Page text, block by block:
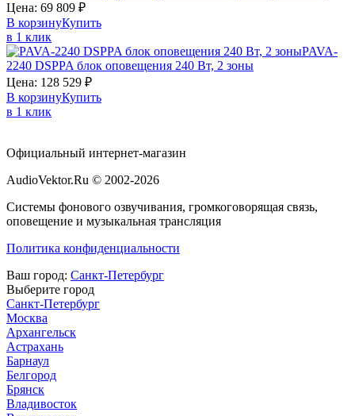
Цена: 69 809 ₽
В корзинуКупить
в 1 клик
PAVA-
2240 DSPPA блок оповещения 240 Вт, 2 зоны
Цена: 128 529 ₽
В корзинуКупить
в 1 клик
Официальный интернет-магазин
AudioVektor.Ru © 2002-2026
Системы фонового озвучивания, громкоговорящая связь,
оповещение и музыкальная трансляция
Политика конфиденциальности
Ваш город: Санкт-Петербург
Выберите город
Санкт-Петербург
Москва
Архангельск
Астрахань
Барнаул
Белгород
Брянск
Владивосток